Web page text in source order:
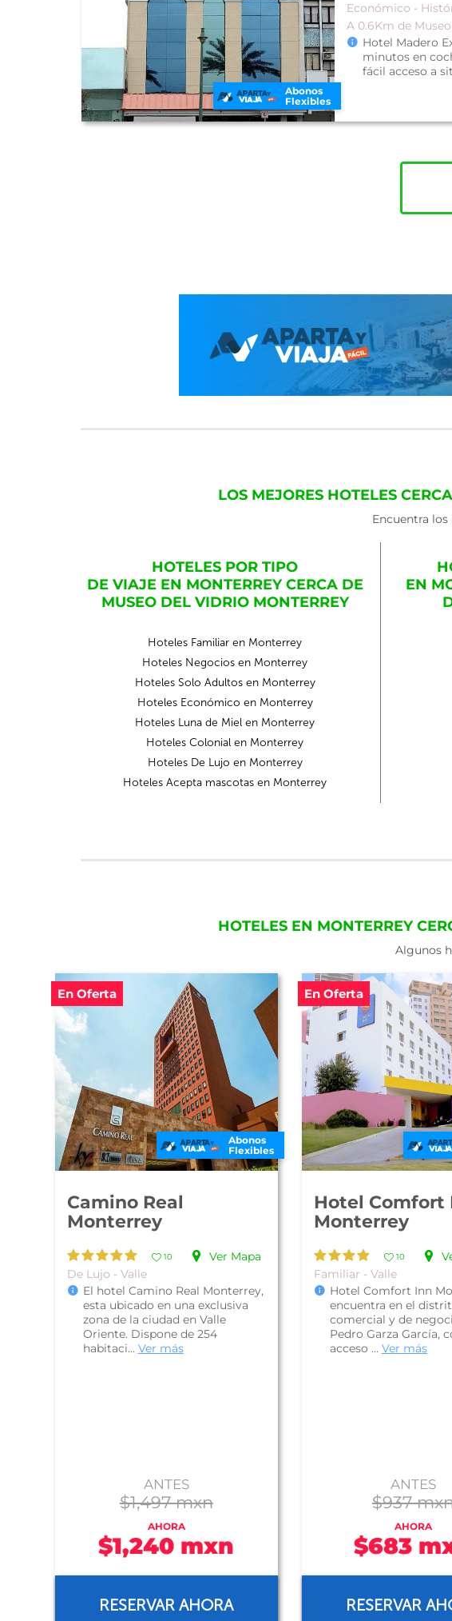
Abonos
Flexibles
Económico -
A 0.6Km de
Hotel Madero
minutos en
fácil acceso a
LOS MEJORES HOTELES
Encuentra
HOTELES POR TIPO
DE VIAJE EN MONTERREY CERCA DE
MUSEO DEL VIDRIO MONTERREY
Hoteles Familiar en Monterrey
Hoteles Negocios en Monterrey
Hoteles Solo Adultos en Monterrey
Hoteles Económico en Monterrey
Hoteles Luna de Miel en Monterrey
Hoteles Colonial en Monterrey
Hoteles De Lujo en Monterrey
Hoteles Acepta mascotas en Monterrey
EN
HOTELES EN MONTERREY
Algunos
En Oferta
Abonos
Flexibles
Camino Real
Monterrey
10
Ver Mapa
De Lujo - Valle
El hotel Camino Real Monterrey,
esta ubicado en una exclusiva
zona de la ciudad en Valle
Oriente. Dispone de 254
habitaci... Ver más
ANTES
$1,497 mxn
AHORA
$1,240 mxn
RESERVAR AHORA
En Oferta
Hotel Comfort
Monterrey
10
Familiar - Valle
Hotel Comfort Inn
encuentra en el
comercial y de
Pedro Garza García,
acceso ... Ver más
ANTES
$937
AHORA
$683
RESERVAR